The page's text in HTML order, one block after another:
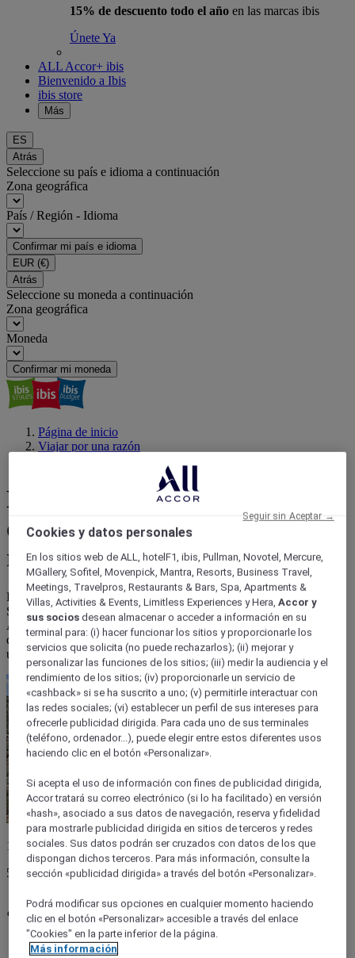
15% de descuento todo el año en las marcas ibis
Únete Ya
ALL Accor+ ibis
Bienvenido a Ibis
ibis store
Más
ES
Atrás
Seleccione su país e idioma a continuación
Zona geográfica
País / Región - Idioma
Confirmar mi país e idioma
EUR (€)
Atrás
Seleccione su moneda a continuación
Zona geográfica
Moneda
Confirmar mi moneda
Página de inicio
Viajar por una razón
Loma San Jerónimo: del
desayuno al atardecer sobre el
río
Entre callejones coloridos y el murmullo del río Paraguay, Loma
San Jerónimo revela la esencia más encantadora de Asunción.
Acompáñanos a recorrer este barrio lleno de vida, sabores y arte,
desde un desayuno soleado hasta un atardecer que invita a quedarse
un poco más.
14 noviembre 2025
5 minutos
¿Qué ver en Loma San Jerónimo?
Cookies y datos personales
En los sitios web de ALL, hotelF1, ibis, Pullman, Novotel, Mercure,
MGallery, Sofitel, Movenpick, Mantra, Resorts, Business Travel,
Meetings, Travelpros, Restaurants & Bars, Spa, Apartments &
Villas, Activities & Events, Limitless Experiences y Hera,Accor y
sus socios desean almacenar o acceder a información en su
terminal para: (i) hacer funcionar los sitios y proporcionarle los
servicios que solicita (no puede rechazarlos); (ii) mejorar y
personalizar las funciones de los sitios; (iii) medir la audiencia y el
rendimiento de los sitios; (iv) proporcionarle un servicio de
«cashback» si se ha suscrito a uno; (v) permitirle interactuar con
las redes sociales; (vi) establecer un perfil de sus intereses para
ofrecerle publicidad dirigida. Para cada uno de sus terminales
(teléfono, ordenador...), puede elegir entre estos diferentes usos
haciendo clic en el botón «Personalizar».
Si acepta el uso de información con fines de publicidad dirigida,
Accor tratará su correo electrónico (si lo ha facilitado) en versión
«hash», asociado a sus datos de navegación, reserva y fidelidad
para mostrarle publicidad dirigida en sitios de terceros y redes
sociales. Sus datos podrán ser cruzados con datos de los que
dispongan dichos terceros. Para más información, consulte la
sección «publicidad dirigida» a través del botón «Personalizar».
Podrá modificar sus opciones en cualquier momento haciendo
clic en el botón «Personalizar» accesible a través del enlace
"Cookies" en la parte inferior de la página.
Más información
Seguir sin Aceptar →